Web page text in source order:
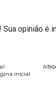
opinião é
inicial